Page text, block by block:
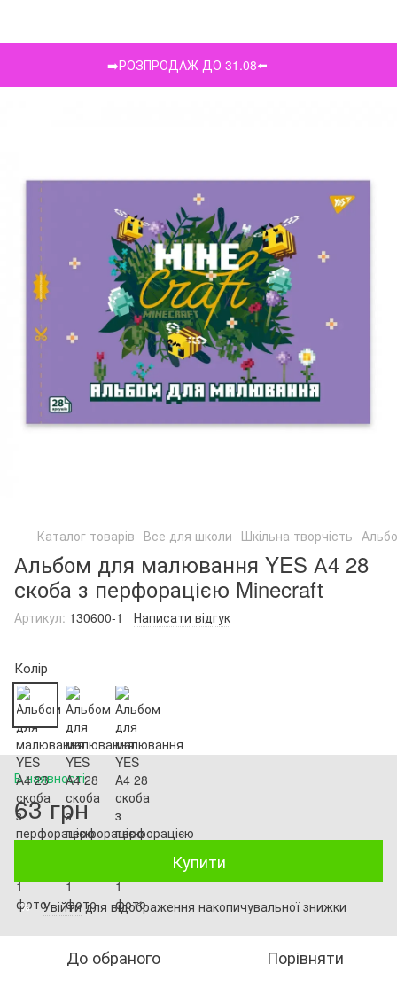
➡️РОЗПРОДАЖ ДО 31.08⬅️
Каталог товарів Все для школи Шкільна творчість
Альбом для малювання YES А4 28
скоба з перфорацією Minecraft
Артикул: 130600-1 Написати відгук
Колір
В наявності
63 грн
Купити
% Увійтидля відображення накопичувальної знижки
До обраного Порівняти